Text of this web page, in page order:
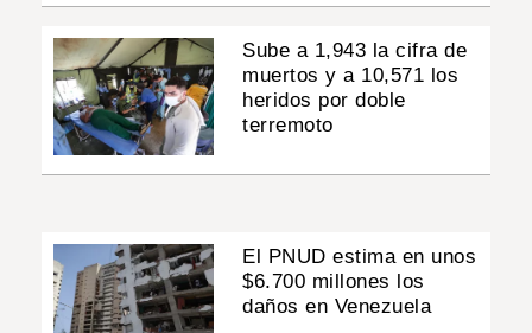
Sube a 1,943 la cifra de
muertos y a 10,571 los
heridos por doble
terremoto
El PNUD estima en unos
$6.700 millones los
daños en Venezuela